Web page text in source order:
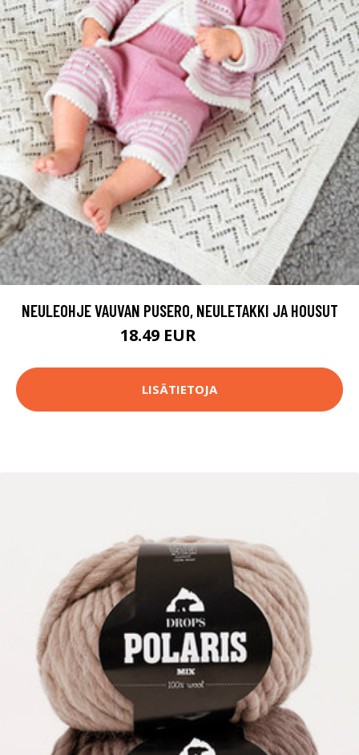
NEULEOHJE VAUVAN PUSERO, NEULETAKKI JA HOUSUT
18.49 EUR
LISÄTIETOJA